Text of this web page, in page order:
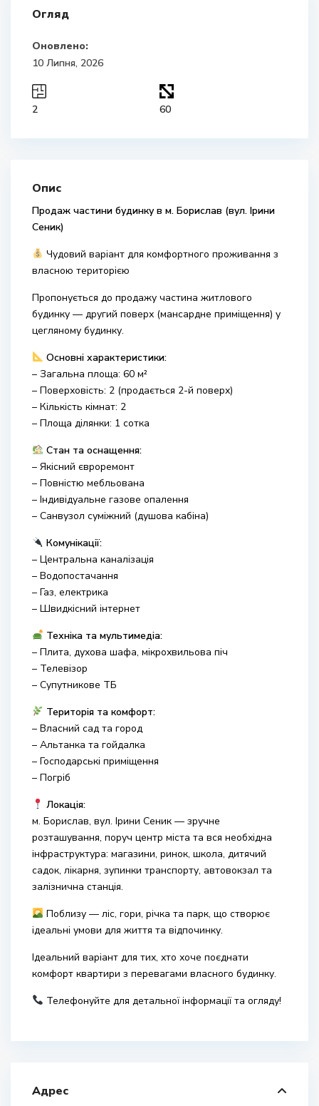
Огляд
Оновлено:
10 Липня, 2026
2 60
Опис
Продаж частини будинку в м. Борислав (вул. Ірини
Сеник)
Чудовий варіант для комфортного проживання з
власною територією
Пропонується до продажу частина житлового
будинку — другий поверх (мансардне приміщення) у
цегляному будинку.
Основні характеристики:
– Загальна площа: 60 м²
– Поверховість: 2 (продається 2-й поверх)
– Кількість кімнат: 2
– Площа ділянки: 1 сотка
Стан та оснащення:
– Якісний євроремонт
– Повністю мебльована
– Індивідуальне газове опалення
– Санвузол суміжний (душова кабіна)
Комунікації:
– Центральна каналізація
– Водопостачання
– Газ, електрика
– Швидкісний інтернет
Техніка та мультимедіа:
– Плита, духова шафа, мікрохвильова піч
– Телевізор
– Супутникове ТБ
Територія та комфорт:
– Власний сад та город
– Альтанка та гойдалка
– Господарські приміщення
– Погріб
Локація:
м. Борислав, вул. Ірини Сеник — зручне
розташування, поруч центр міста та вся необхідна
інфраструктура: магазини, ринок, школа, дитячий
садок, лікарня, зупинки транспорту, автовокзал та
залізнична станція.
Поблизу — ліс, гори, річка та парк, що створює
ідеальні умови для життя та відпочинку.
Ідеальний варіант для тих, хто хоче поєднати
комфорт квартири з перевагами власного будинку.
Телефонуйте для детальної інформації та огляду!
Адрес